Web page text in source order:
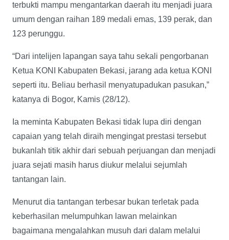
terbukti mampu mengantarkan daerah itu menjadi juara
umum dengan raihan 189 medali emas, 139 perak, dan
123 perunggu.
“Dari intelijen lapangan saya tahu sekali pengorbanan
Ketua KONI Kabupaten Bekasi, jarang ada ketua KONI
seperti itu. Beliau berhasil menyatupadukan pasukan,”
katanya di Bogor, Kamis (28/12).
Ia meminta Kabupaten Bekasi tidak lupa diri dengan
capaian yang telah diraih mengingat prestasi tersebut
bukanlah titik akhir dari sebuah perjuangan dan menjadi
juara sejati masih harus diukur melalui sejumlah
tantangan lain.
Menurut dia tantangan terbesar bukan terletak pada
keberhasilan melumpuhkan lawan melainkan
bagaimana mengalahkan musuh dari dalam melalui